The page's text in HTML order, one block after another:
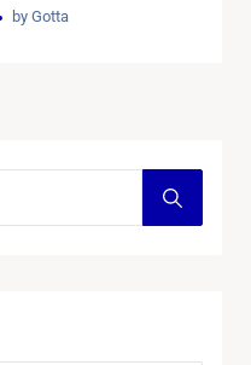
by Gotta